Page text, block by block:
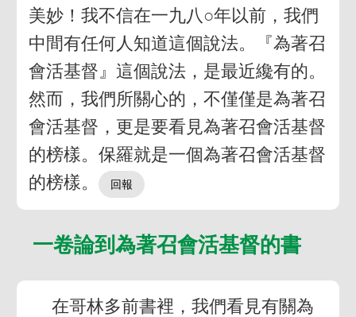
美妙！我不信在一九八○年以前，我們
中間有任何人知道這個說法。『為著召
會活基督』這個說法，是最近纔有的。
然而，我們所關心的，不僅僅是為著召
會活基督，更是要看見為著召會活基督
的榜樣。保羅就是一個為著召會活基督
的榜樣。
一卷論到為著召會活基督的書
在哥林多前書裡，我們看見有關為